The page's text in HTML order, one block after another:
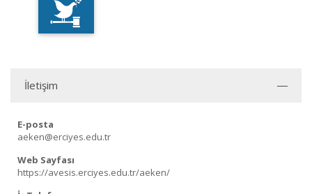
İletişim
E-posta
aeken@erciyes.edu.tr
Web Sayfası
https://avesis.erciyes.edu.tr/aeken/